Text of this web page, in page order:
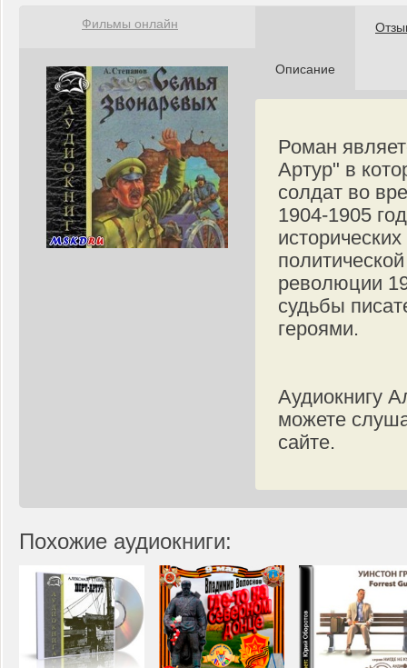
Описание
Роман
Артур" в
солдат во
1904-1905
революции
судьбы
героями.
Аудиокнигу
можете
сайте.
Фильмы онлайн
Похожие аудиокниги: